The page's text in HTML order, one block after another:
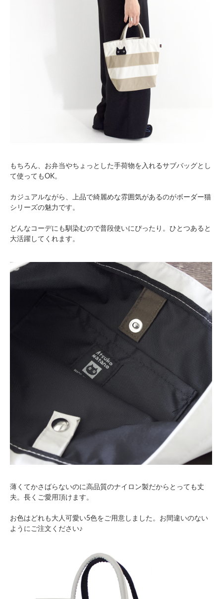
もちろん、お弁当やちょっとした手荷物を入れるサブバッグとし
て使ってもOK。
カジュアルながら、上品で綺麗めな雰囲気があるのがボーダー猫
シリーズの魅力です。
どんなコーデにも馴染むので普段使いにぴったり。ひとつあると
大活躍してくれます。
薄くてかさばらないのに高品質のナイロン製だからとっても丈
夫。長くご愛用頂けます。
お色はどれも大人可愛い5色をご用意しました。お間違いのない
ようにご注文ください♪